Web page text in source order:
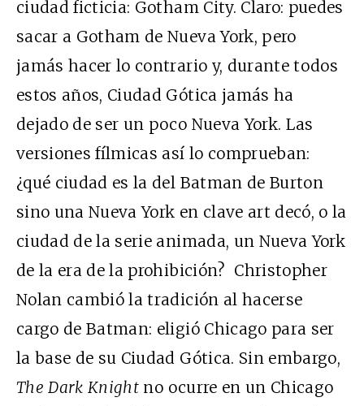
ciudad ficticia: Gotham City. Claro: puedes
sacar a Gotham de Nueva York, pero
jamás hacer lo contrario y, durante todos
estos años, Ciudad Gótica jamás ha
dejado de ser un poco Nueva York. Las
versiones fílmicas así lo comprueban:
¿qué ciudad es la del Batman de Burton
sino una Nueva York en clave art decó, o la
ciudad de la serie animada, un Nueva York
de la era de la prohibición? Christopher
Nolan cambió la tradición al hacerse
cargo de Batman: eligió Chicago para ser
la base de su Ciudad Gótica. Sin embargo,
The Dark Knight no ocurre en un Chicago